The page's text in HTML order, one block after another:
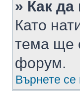
» Как да
Като
тема ще
форум.
Върнете се